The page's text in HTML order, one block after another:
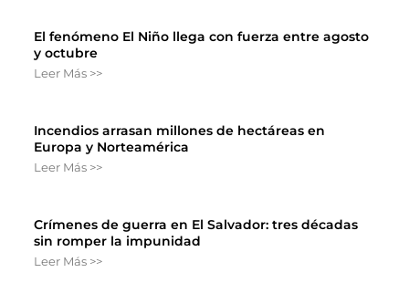
El fenómeno El Niño llega con fuerza entre agosto
y octubre
Leer Más >>
Incendios arrasan millones de hectáreas en
Europa y Norteamérica
Leer Más >>
Crímenes de guerra en El Salvador: tres décadas
sin romper la impunidad
Leer Más >>